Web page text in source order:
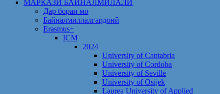
МАРКАЗИ БАЙНАЛМИЛАЛӢ
Дар бораи мо
Байналмиллалгардонӣ
Erasmus+
ICM
2024
University of Cantabria
University of Cordoba
University of Seville
University of Osijek
Laurea University of Applied